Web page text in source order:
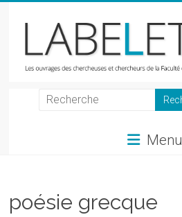
LabeLettres
chercheurs
Menu
poésie grecque